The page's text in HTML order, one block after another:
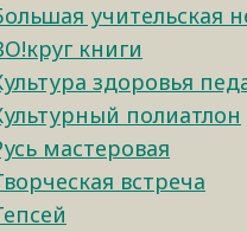
учительская
книги
здоровья
полиатлон
мастеровая
встреча